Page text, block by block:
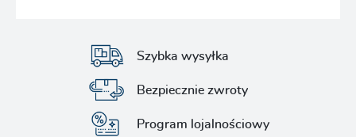
Szybka wysyłka
Bezpiecznie zwroty
Program lojalnościowy